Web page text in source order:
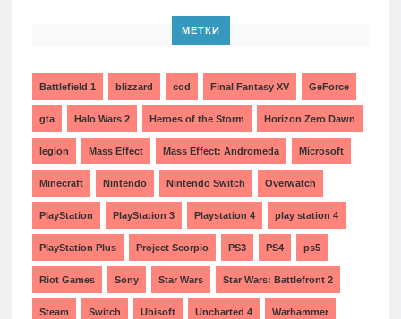
МЕТКИ
Battlefield 1 blizzard cod Final Fantasy XV GeForce
gta Halo Wars 2 Heroes of the Storm Horizon Zero Dawn
legion Mass Effect Mass Effect: Andromeda Microsoft
Minecraft Nintendo Nintendo Switch Overwatch
PlayStation PlayStation 3 Playstation 4 play station 4
PlayStation Plus Project Scorpio PS3 PS4 ps5
Riot Games Sony Star Wars Star Wars: Battlefront 2
Steam Switch Ubisoft Uncharted 4 Warhammer